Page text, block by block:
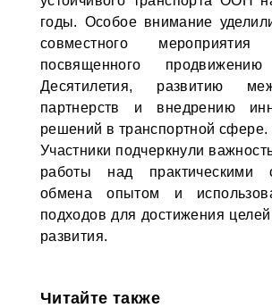
годы. Особое внимание
совместного
посвященного
Десятилетия, развитию
партнерств и внедрению
решений в транспортной сфере.
Участники подчеркнули
работы над практическими
обмена опытом и
подходов для достижения целей
развития.
Читайте также